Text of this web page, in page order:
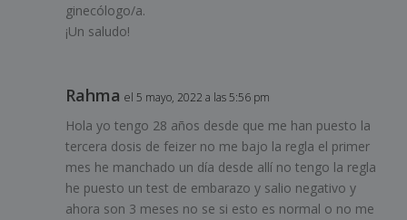
ginecólogo/a.
¡Un saludo!
Rahma el 5 mayo, 2022 a las 5:56 pm
Hola yo tengo 28 años desde que me han puesto la
tercera dosis de feizer no me bajo la regla el primer
mes he manchado un día desde allí no tengo la regla
he puesto un test de embarazo y salio negativo y
ahora son 3 meses no se si esto es normal o no me